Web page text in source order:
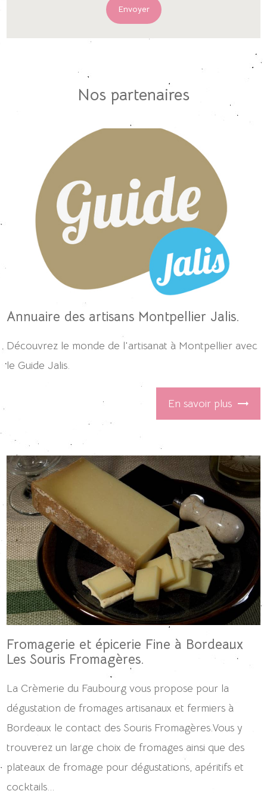
Nos partenaires
Annuaire des artisans Montpellier Jalis.
Découvrez le monde de l'artisanat à Montpellier avec
le Guide Jalis.
En savoir plus
Fromagerie et épicerie Fine à Bordeaux
Les Souris Fromagères.
La Crèmerie du Faubourg vous propose pour la
dégustation de fromages artisanaux et fermiers à
Bordeaux le contact des Souris Fromagères.Vous y
trouverez un large choix de fromages ainsi que des
plateaux de fromage pour dégustations, apéritifs et
cocktails...